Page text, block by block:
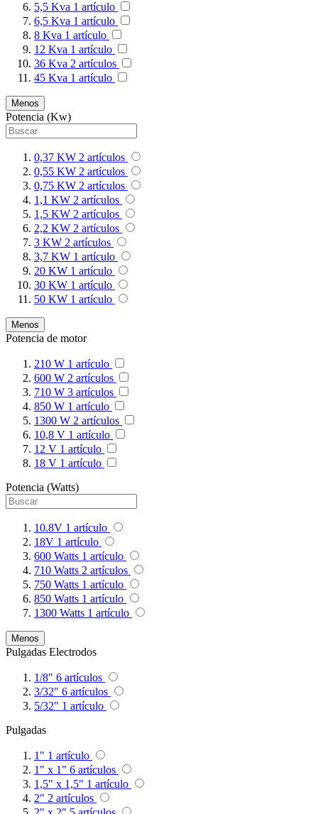
5,5 Kva 1 artículo
6,5 Kva 1 artículo
8 Kva 1 artículo
12 Kva 1 artículo
36 Kva 2 artículos
45 Kva 1 artículo
Menos
Potencia (Kw)
0,37 KW 2 artículos
0,55 KW 2 artículos
0,75 KW 2 artículos
1,1 KW 2 artículos
1,5 KW 2 artículos
2,2 KW 2 artículos
3 KW 2 artículos
3,7 KW 1 artículo
20 KW 1 artículo
30 KW 1 artículo
50 KW 1 artículo
Menos
Potencia de motor
210 W 1 artículo
600 W 2 artículos
710 W 3 artículos
850 W 1 artículo
1300 W 2 artículos
10,8 V 1 artículo
12 V 1 artículo
18 V 1 artículo
Potencia (Watts)
10.8V 1 artículo
18V 1 artículo
600 Watts 1 artículo
710 Watts 2 artículos
750 Watts 1 artículo
850 Watts 1 artículo
1300 Watts 1 artículo
Menos
Pulgadas Electrodos
1/8" 6 artículos
3/32" 6 artículos
5/32" 1 artículo
Pulgadas
1" 1 artículo
1" x 1" 6 artículos
1,5" x 1,5" 1 artículo
2" 2 artículos